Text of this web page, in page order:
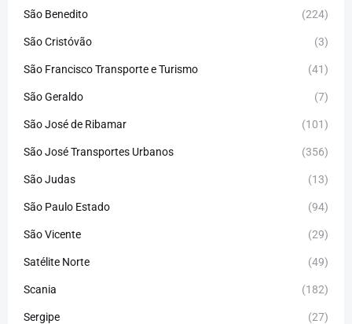
São Benedito (224)
São Cristóvão (3)
São Francisco Transporte e Turismo (41)
São Geraldo (7)
São José de Ribamar (101)
São José Transportes Urbanos (356)
São Judas (13)
São Paulo Estado (94)
São Vicente (29)
Satélite Norte (49)
Scania (182)
Sergipe (27)